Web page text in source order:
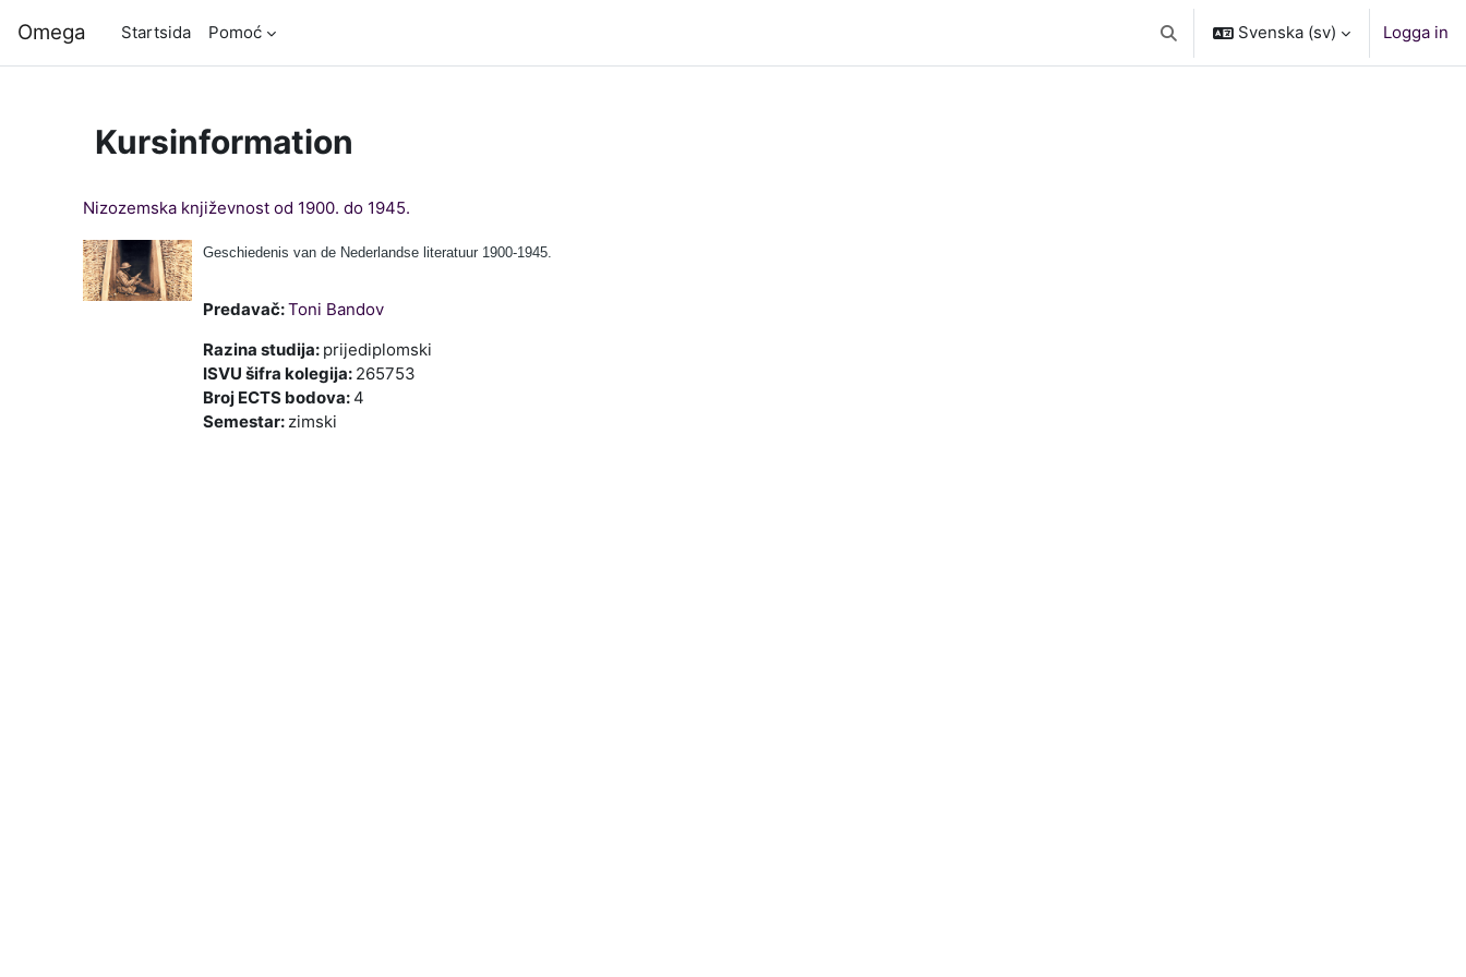
Omega Startsida Pomoć Växla sökinmatning
Svenska ‎(sv)‎ Logga in
Kursinformation
Nizozemska književnost od 1900. do 1945.
Geschiedenis van de Nederlandse literatuur 1900-1945.
Predavač:Toni Bandov
Razina studija: prijediplomski
ISVU šifra kolegija: 265753
Broj ECTS bodova:4
Semestar: zimski